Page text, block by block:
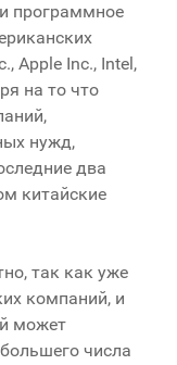
программное
Apple Inc., Intel,
на то что
нужд,
два
китайские
так как уже
компаний, и
может
числа